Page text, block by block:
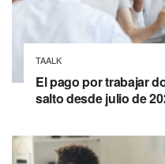
TAALK
El pago por trabajar
salto desde julio de